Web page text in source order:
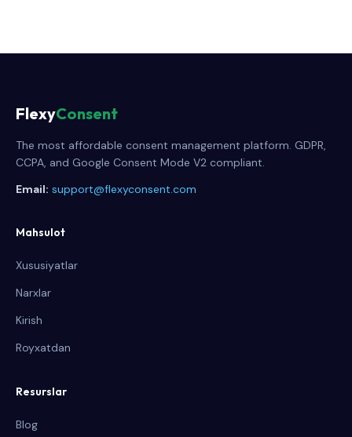
FlexyConsent
The most affordable consent management platform. GDPR,
CCPA, and Google Consent Mode V2 compliant.
Email: support@flexyconsent.com
Mahsulot
Xususiyatlar
Narxlar
Kirish
Royxatdan
Resurslar
Blog